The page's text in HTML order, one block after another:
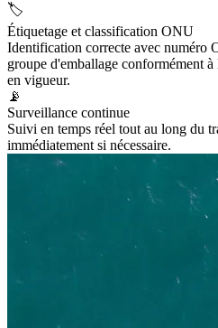
🏷️
Étiquetage et classification ONU
Identification correcte avec numéro
groupe d'emballage conformément
en vigueur.
📡
Surveillance continue
Suivi en temps réel tout au long du
immédiatement si nécessaire.